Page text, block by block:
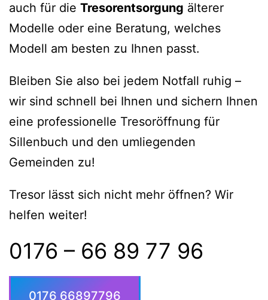
auch für die Tresorentsorgung älterer
Modelle oder eine Beratung, welches
Modell am besten zu Ihnen passt.
Bleiben Sie also bei jedem Notfall ruhig –
wir sind schnell bei Ihnen und sichern Ihnen
eine professionelle Tresoröffnung für
Sillenbuch und den umliegenden
Gemeinden zu!
Tresor lässt sich nicht mehr öffnen? Wir
helfen weiter!
0176 – 66 89 77 96
0176 66897796